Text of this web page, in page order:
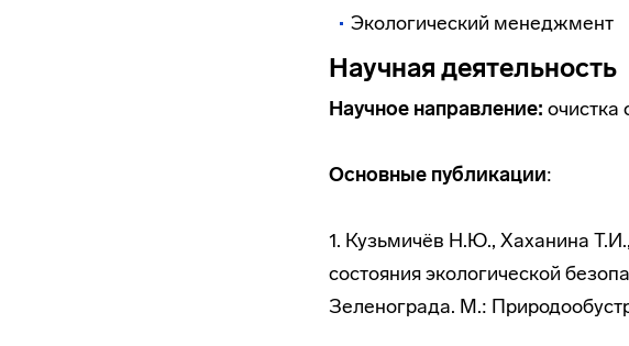
Экологический менеджмент
Научная деятельность
Научное направление:
Основные публикации:
1. Кузьмичёв Н.Ю., Хаханина
состояния экологической
Зеленограда. М.: